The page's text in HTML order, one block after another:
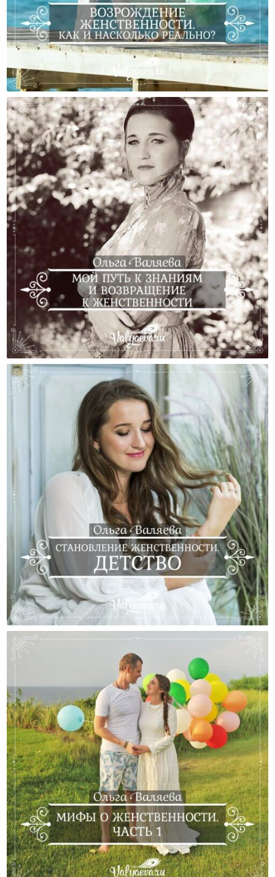
ВозРождение Женственности. Как И Насколько
Реально?
Мой Путь К Знаниям И Возвращение К
Женственности
Становление Женственности. Детство.